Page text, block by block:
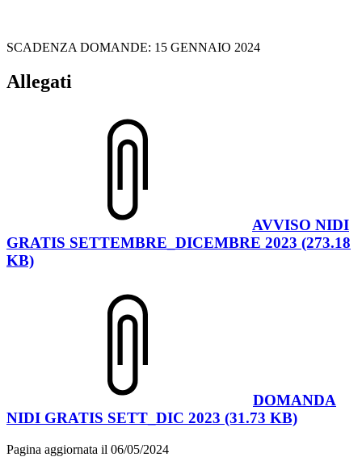
SCADENZA DOMANDE: 15 GENNAIO 2024
Allegati
AVVISO NIDI
GRATIS SETTEMBRE_DICEMBRE 2023 (273.18
KB)
DOMANDA
NIDI GRATIS SETT_DIC 2023 (31.73 KB)
Pagina aggiornata il 06/05/2024